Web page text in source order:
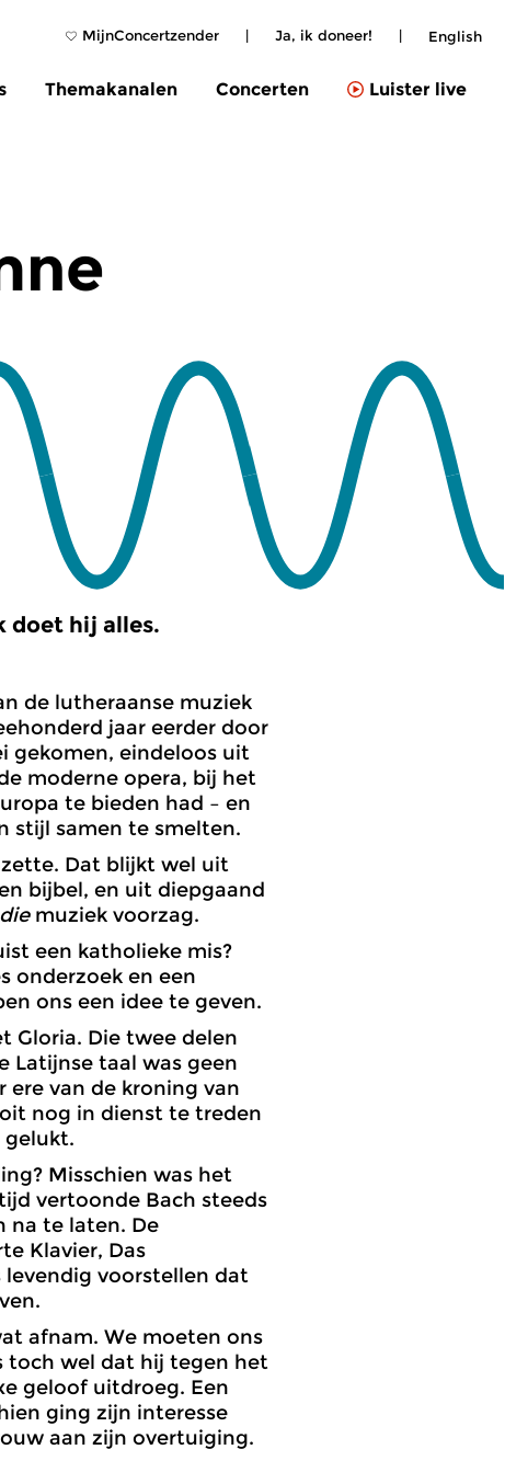
MijnConcertzender | Ja, ik doneer! | English
Themakanalen Concerten Luister live
doet hij alles.
de lutheraanse muziek
jaar eerder door
gekomen, eindeloos uit
moderne opera, bij het
te bieden had – en
stijl samen te smelten.
Dat blijkt wel uit
bijbel, en uit diepgaand
diemuziek voorzag.
een katholieke mis?
onderzoek en een
ons een idee te geven.
Gloria. Die twee delen
Latijnse taal was geen
ere van de kroning van
nog in dienst te treden
gelukt.
Misschien was het
vertoonde Bach steeds
na te laten. De
Klavier, Das
levendig voorstellen dat
afnam. We moeten ons
toch wel dat hij tegen het
geloof uitdroeg. Een
ging zijn interesse
aan zijn overtuiging.